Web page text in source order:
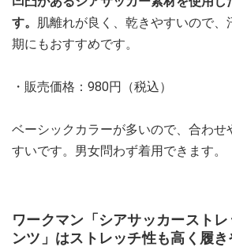
す。 肌離れが良く、乾きやすいので、
期にもおすすめです。
・販売価格：980円（税込）
ベーシックカラーが多いので、合わせ
すいです。男女問わず着用できます。
ワークマン「シアサッカースト
ンツ」はストレッチ性も高く履き